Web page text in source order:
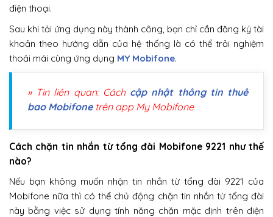
điện thoại.
Sau khi tải ứng dụng này thành công, bạn chỉ cần đăng ký tài
khoản theo hướng dẫn của hệ thống là có thể trải nghiệm
thoải mái cùng ứng dụng MY Mobifone.
» Tin liên quan: Cách cập nhật thông tin thuê
bao Mobifonetrên app My Mobifone
Cách chặn tin nhắn từ tổng đài Mobifone 9221 như thế
nào?
Nếu bạn không muốn nhận tin nhắn từ tổng đài 9221 của
Mobifone nữa thì có thể chủ động chặn tin nhắn từ tổng đài
này bằng việc sử dụng tính năng chặn mặc định trên điện